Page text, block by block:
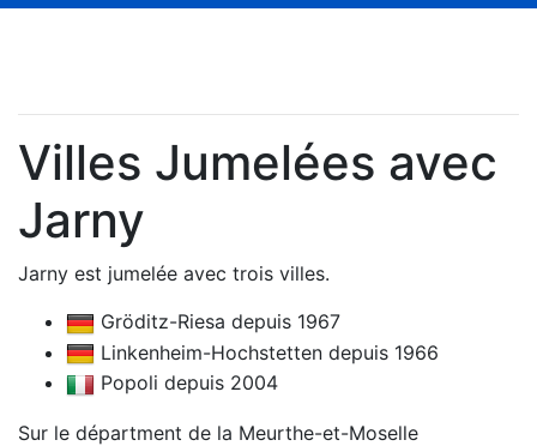
Villes Jumelées avec
Jarny
Jarny est jumelée avec trois villes.
Gröditz-Riesa depuis 1967
Linkenheim-Hochstetten depuis 1966
Popoli depuis 2004
Sur le départment de la Meurthe-et-Moselle